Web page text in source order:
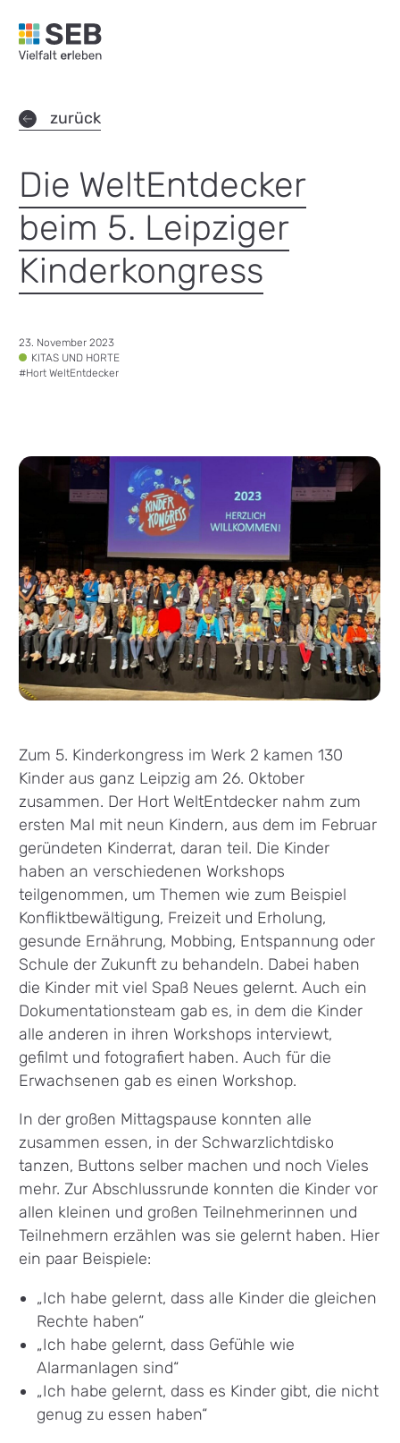
SEB Leipzig, Vielfalt erleben - zur Startseite
zurück
Die WeltEntdecker
beim 5. Leipziger
Kinderkongress
Datum:
23. November 2023
Tags:KITAS UND HORTE
#Hort WeltEntdecker
Zum 5. Kinderkongress im Werk 2 kamen 130
Kinder aus ganz Leipzig am 26. Oktober
zusammen. Der Hort WeltEntdecker nahm zum
ersten Mal mit neun Kindern, aus dem im Februar
geründeten Kinderrat, daran teil. Die Kinder
haben an verschiedenen Workshops
teilgenommen, um Themen wie zum Beispiel
Konfliktbewältigung, Freizeit und Erholung,
gesunde Ernährung, Mobbing, Entspannung oder
Schule der Zukunft zu behandeln. Dabei haben
die Kinder mit viel Spaß Neues gelernt. Auch ein
Dokumentationsteam gab es, in dem die Kinder
alle anderen in ihren Workshops interviewt,
gefilmt und fotografiert haben. Auch für die
Erwachsenen gab es einen Workshop.
In der großen Mittagspause konnten alle
zusammen essen, in der Schwarzlichtdisko
tanzen, Buttons selber machen und noch Vieles
mehr. Zur Abschlussrunde konnten die Kinder vor
allen kleinen und großen Teilnehmerinnen und
Teilnehmern erzählen was sie gelernt haben. Hier
ein paar Beispiele:
„Ich habe gelernt, dass alle Kinder die gleichen
Rechte haben“
„Ich habe gelernt, dass Gefühle wie
Alarmanlagen sind“
„Ich habe gelernt, dass es Kinder gibt, die nicht
genug zu essen haben“